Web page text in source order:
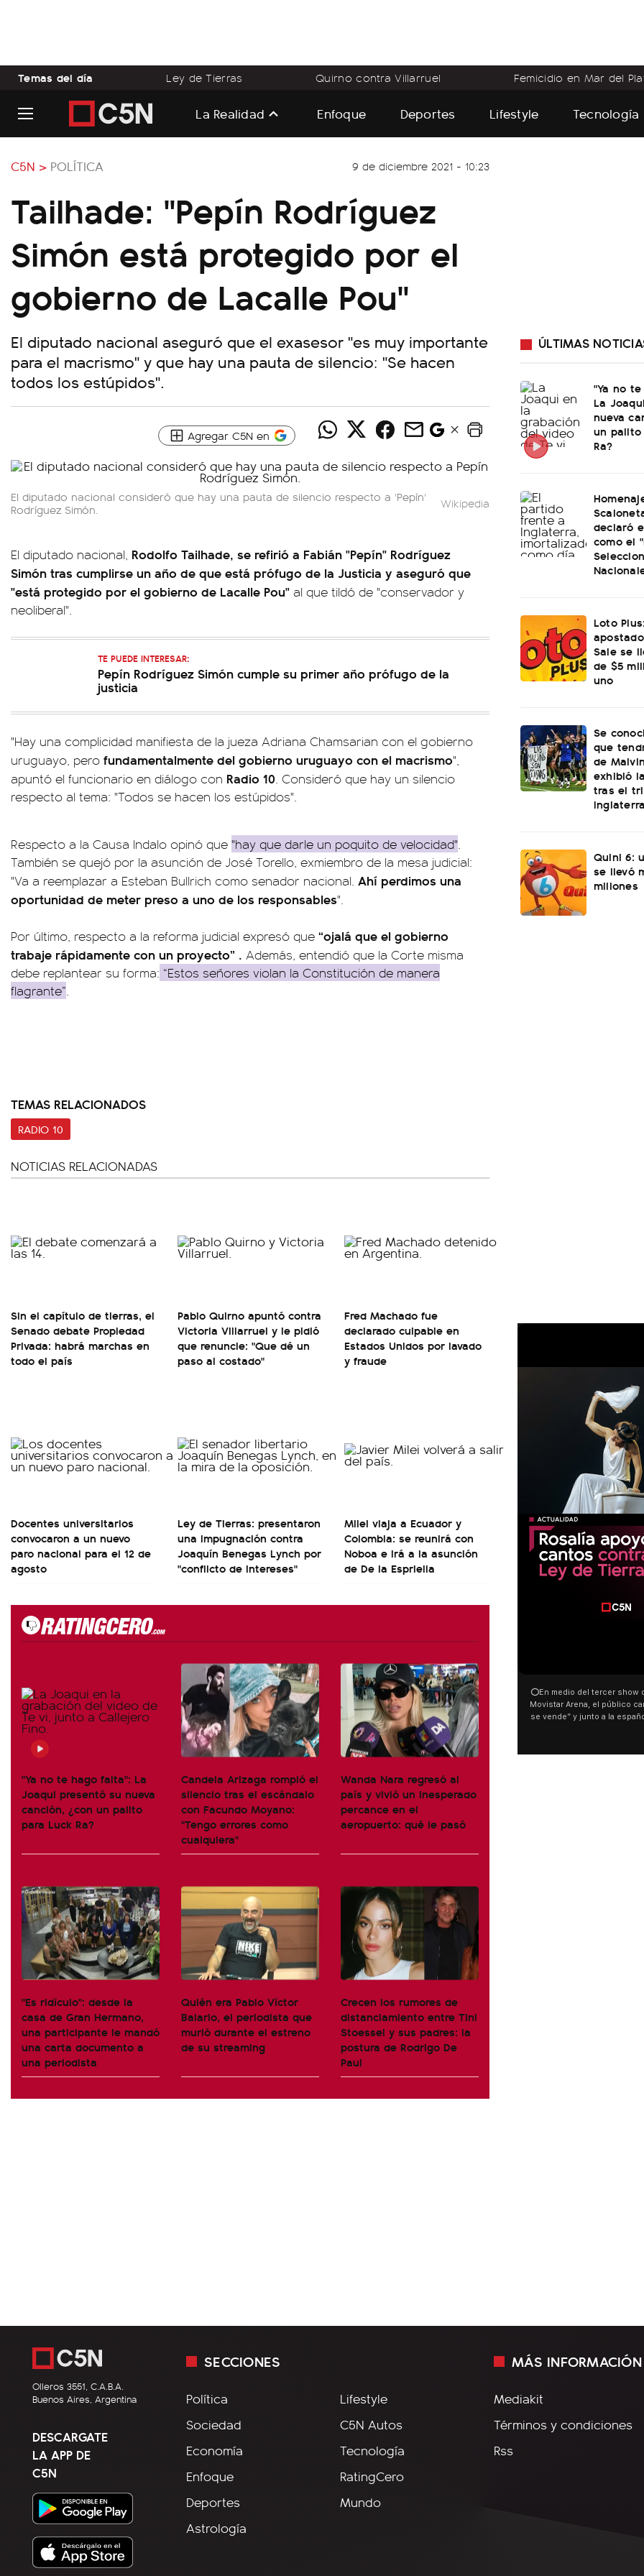
Temas del día Ley de Tierras Quirno contra Villarruel Femicidio en Mar del
La Realidad Enfoque Deportes Lifestyle Tecnología
C5N > POLÍTICA 9 de diciembre 2021 - 10:23
Tailhade: "Pepín Rodríguez
Simón está protegido por el
gobierno de Lacalle Pou"
El diputado nacional aseguró que el exasesor "es muy importante
para el macrismo" y que hay una pauta de silencio: "Se hacen
todos los estúpidos".
Agregar C5N en
El diputado nacional consideró que hay una pauta de silencio respecto a 'Pepín'
Rodríguez Simón.
Wikipedia
El diputado nacional, Rodolfo Tailhade, se refirió a Fabián "Pepín" Rodríguez
Simón tras cumplirse un año de que está prófugo de la Justicia y aseguró que
"está protegido por el gobierno de Lacalle Pou" al que tildó de "conservador y
neoliberal".
TE PUEDE INTERESAR:
Pepín Rodríguez Simón cumple su primer año prófugo de la
justicia
"Hay una complicidad manifiesta de la jueza Adriana Chamsarian con el gobierno
uruguayo, pero fundamentalmente del gobierno uruguayo con el macrismo",
apuntó el funcionario en diálogo con Radio 10. Consideró que hay un silencio
respecto al tema: "Todos se hacen los estúpidos".
Respecto a la Causa Indalo opinó que "hay que darle un poquito de velocidad".
También se quejó por la asunción de José Torello, exmiembro de la mesa judicial:
"Va a reemplazar a Esteban Bullrich como senador nacional. Ahí perdimos una
oportunidad de meter preso a uno de los responsables".
Por último, respecto a la reforma judicial expresó que “ojalá que el gobierno
trabaje rápidamente con un proyecto” . Además, entendió que la Corte misma
debe replantear su forma: “Estos señores violan la Constitución de manera
flagrante”.
TEMAS RELACIONADOS
RADIO 10
NOTICIAS RELACIONADAS
Sin el capítulo de tierras, el
Senado debate Propiedad
Privada: habrá marchas en
todo el país
Pablo Quirno apuntó contra
Victoria Villarruel y le pidió
que renuncie: "Que dé un
paso al costado"
Fred Machado fue
declarado culpable en
Estados Unidos por lavado
y fraude
Docentes universitarios
convocaron a un nuevo
paro nacional para el 12 de
agosto
Ley de Tierras: presentaron
una impugnación contra
Joaquín Benegas Lynch por
"conflicto de intereses"
Milei viaja a Ecuador y
Colombia: se reunirá con
Noboa e irá a la asunción
de De la Espriella
"Ya no te hago falta": La
Joaqui presentó su nueva
canción, ¿con un palito
para Luck Ra?
Candela Arizaga rompió el
silencio tras el escándalo
con Facundo Moyano:
"Tengo errores como
cualquiera"
Wanda Nara regresó al
país y vivió un inesperado
percance en el
aeropuerto: qué le pasó
"Es ridículo": desde la
casa de Gran Hermano,
una participante le mandó
una carta documento a
una periodista
Quién era Pablo Víctor
Balario, el periodista que
murió durante el estreno
de su streaming
Crecen los rumores de
distanciamiento entre Tini
Stoessel y sus padres: la
postura de Rodrigo De
Paul
ÚLTIMAS
"Ya no
La
nueva
un palito
Ra?
declaró
como el
Loto
Sale se
de $5
uno
Se
que
de
exhibió
tras el
Inglaterra
Quini 6:
se llevó
millones
⭕En medio del tercer show
Movistar Arena, el público
se vende” y junto a la
Olleros 3551, C.A.B.A.
Buenos Aires, Argentina
DESCARGATE
LA APP DE
C5N
SECCIONES
Política
Sociedad
Economía
Enfoque
Deportes
Astrología
Lifestyle
C5N Autos
Tecnología
RatingCero
Mundo
MÁS INFORMACIÓN
Mediakit
Términos y condiciones
Rss